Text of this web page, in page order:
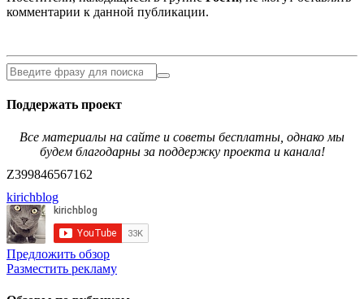
комментарии к данной публикации.
Поддержать проект
Все материалы на сайте и советы бесплатны, однако мы
будем благодарны за поддержку проекта и канала!
Z399846567162
kirichblog
Предложить обзор
Разместить рекламу